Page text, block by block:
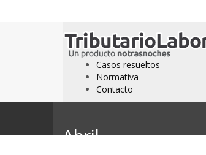
Casos resueltos
Normativa
Contacto
Abril